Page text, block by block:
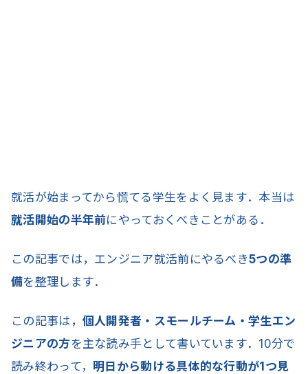
就活が始まってから慌てる学生をよく見ます．本当は
就活開始の半年前にやっておくべきことがある．
この記事では，エンジニア就活前にやるべき5つの準
備を整理します．
この記事は， 個人開発者・スモールチーム・学生エン
ジニアの方を主な読み手として書いています．10分で
読み終わって， 明日から動ける具体的な行動が1つ見